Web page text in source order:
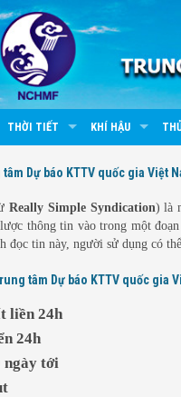
THỜI TIẾT KHÍ HẬU
tâm Dự báo KTTV quốc gia Việt
Really Simple Syndication) là
thông tin vào trong một
đọc tin này, người sử dụng có
tâm Dự báo KTTV quốc gia
liền 24h
24h
ngày tới